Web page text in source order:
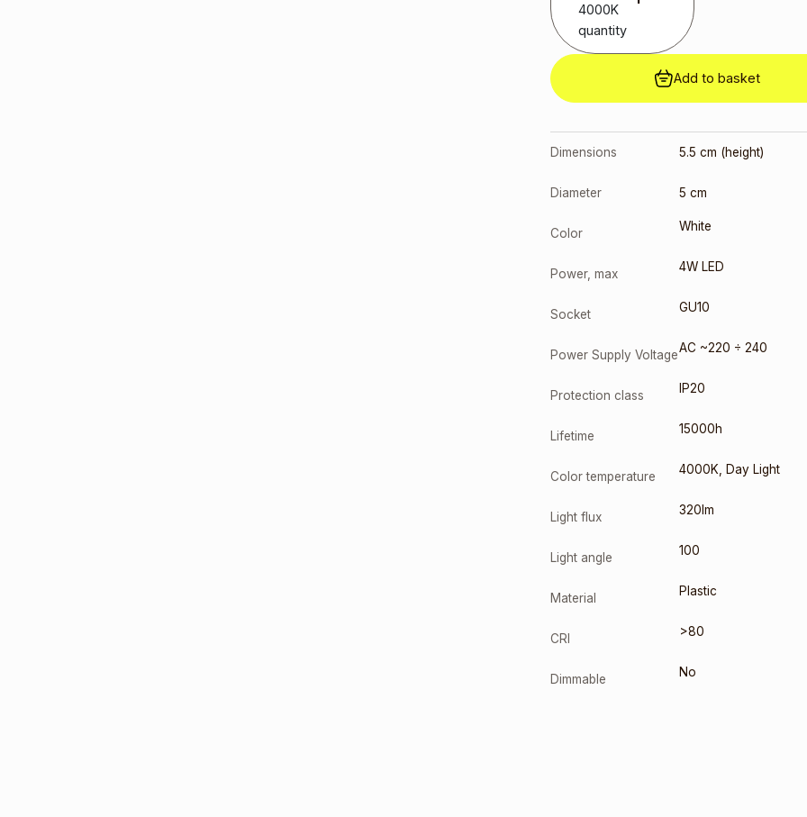
4000K
quantity
Add to basket
Dimensions 5.5 cm (height)
Diameter 5 cm
Color White
Power, max 4W LED
Socket GU10
Power Supply VoltageAC ~220 ÷ 240
Protection class IP20
Lifetime 15000h
Color temperature 4000K Day Light
Light flux 320lm
Light angle 100
Material Plastic
CRI >80
Dimmable No